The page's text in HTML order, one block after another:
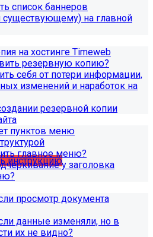
поддержка продуктов на
версия PHP - 8.4
поддержка продуктов на
Рекомендуемая версия MySql
инструкцию
список баннеров
существующему) на главной
на хостинге Timeweb
резервную копию?
себя от потери информации,
изменений и наработок на
резервной копии
пунктов меню
главное меню?
у заголовка
просмотр документа
данные изменяли, но в
их не видно?